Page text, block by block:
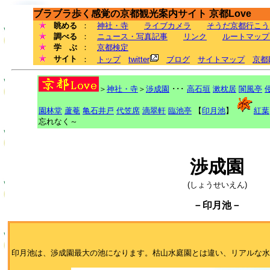
ブラブラ歩く感覚の京都観光案内サイト 京都Love
眺める ： 神社・寺 ライブカメラ
そうだ京都行こう
調べる
： ニュース・写真記事 リンク
ルートマッ
学 ぶ
： 京都検定
サイト
： トップ twitter ブログ サイトマップ 京都
＞ 神社・寺 ＞ 渉成園 ･･･ 高石垣 漱枕居 閬風亭
園林堂 蘆菴 亀石井戸 代笠席 滴翠軒 臨池亭 【印月池】
紅葉
忘れなく～
渉成園
(しょうせいえん)
－印月池－
印月池は、渉成園最大の池になります。枯山水庭園とは違い、リアルな